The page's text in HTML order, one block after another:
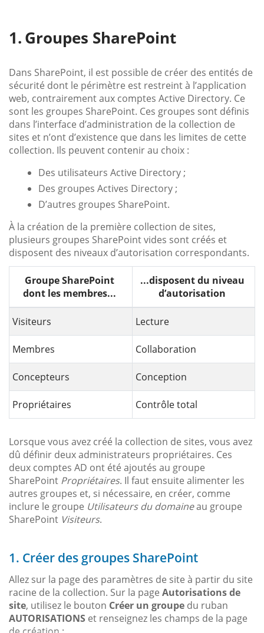
Groupes SharePoint
Dans SharePoint, il est possible de créer des entités de
sécurité dont le périmètre est restreint à l’application
web, contrairement aux comptes Active Directory. Ce
sont les groupes SharePoint. Ces groupes sont définis
dans l’interface d’administration de la collection de
sites et n’ont d’existence que dans les limites de cette
collection. Ils peuvent contenir au choix :
Des utilisateurs Active Directory ;
Des groupes Actives Directory ;
D’autres groupes SharePoint.
À la création de la première collection de sites,
plusieurs groupes SharePoint vides sont créés et
disposent des niveaux d’autorisation correspondants.
Groupe SharePoint
dont les membres...
...disposent du niveau
d’autorisation
Visiteurs Lecture
Membres Collaboration
Concepteurs Conception
Propriétaires Contrôle total
Lorsque vous avez créé la collection de sites, vous avez
dû définir deux administrateurs propriétaires. Ces
deux comptes AD ont été ajoutés au groupe
SharePoint Propriétaires. Il faut ensuite alimenter les
autres groupes et, si nécessaire, en créer, comme
inclure le groupe Utilisateurs du domaineau groupe
SharePoint Visiteurs.
1. Créer des groupes SharePoint
Allez sur la page des paramètres de site à partir du site
racine de la collection. Sur la page Autorisations de
site, utilisez le bouton Créer un groupe du ruban
AUTORISATIONS et renseignez les champs de la page